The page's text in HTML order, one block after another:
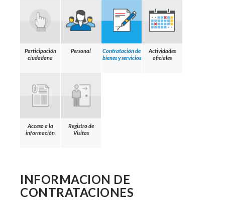
Participación
ciudadana
Personal
Contratación de
bienes y servicios
Actividades
oficiales
Acceso a la
información
Registro de
Visitas
INFORMACION DE
CONTRATACIONES